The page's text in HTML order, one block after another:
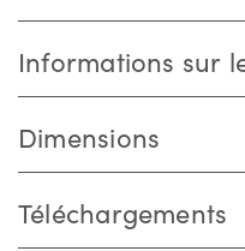
Informations sur
Dimensions
Téléchargements